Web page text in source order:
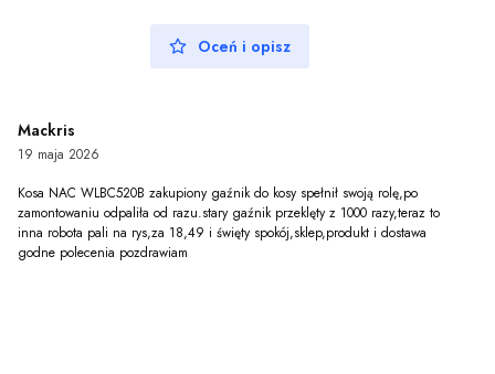
Oceń i opisz
Mackris
19 maja 2026
Kosa NAC WLBC520B zakupiony gaźnik do kosy spełnił swoją rolę,po
zamontowaniu odpaliła od razu.stary gaźnik przeklęty z 1000 razy,teraz to
inna robota pali na rys,za 18,49 i święty spokój,sklep,produkt i dostawa
godne polecenia pozdrawiam